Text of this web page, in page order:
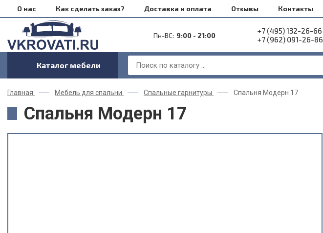
О нас Как сделать заказ? Доставка и оплата Отзывы Контакты
Пн-ВС: 9:00 - 21:00
+7 (495) 132-26-66
+7 (962) 091-26-86
Каталог мебели
Главная Мебель для спальни Спальные гарнитуры Спальня Модерн 17
Спальня Модерн 17